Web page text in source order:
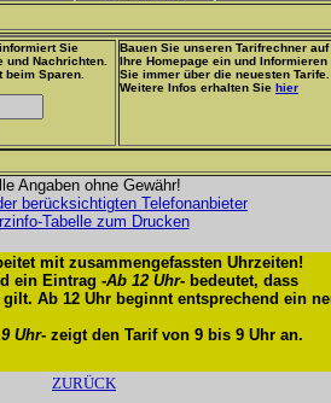
Sie
und Nachrichten.
Sparen.
Bauen Sie unseren Tarifrechner auf
Ihre Homepage ein und Informieren
Sie immer über die neuesten Tarife.
Weitere Infos erhalten Sie hier
Angaben ohne Gewähr!
berücksichtigten Telefonanbieter
Tabelle zum Drucken
mit zusammengefassten Uhrzeiten!
ein Eintrag -Ab 12 Uhr- bedeutet, dass
Ab 12 Uhr beginnt entsprechend ein
Uhr- zeigt den Tarif von 9 bis 9 Uhr an.
ZURÜCK